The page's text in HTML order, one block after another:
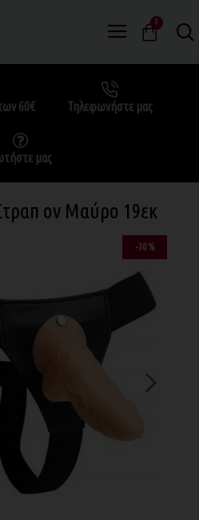
0
60€ Τηλεφωνήστε μας
μας
ον Μαύρο 19εκ
-30 %